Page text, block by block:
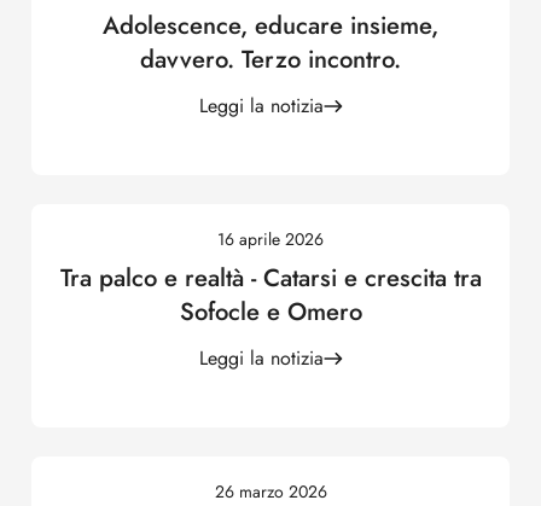
Adolescence, educare insieme,
davvero. Terzo incontro.
Leggi la notizia
16 aprile 2026
Tra palco e realtà - Catarsi e crescita tra
Sofocle e Omero
Leggi la notizia
26 marzo 2026